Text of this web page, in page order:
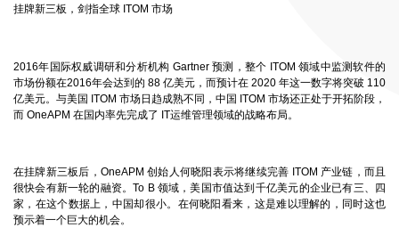
挂牌新三板，剑指全球 ITOM 市场
2016年国际权威调研和分析机构 Gartner预测，整个 ITOM领域中监测软件的
市场份额在2016年会达到的 88 亿美元，而预计在 2020 年这一数字将突破 110
亿美元。与美国 ITOM 市场日趋成熟不同，中国 ITOM 市场还正处于开拓阶段，
而 OneAPM 在国内率先完成了 IT运维管理领域的战略布局。
在挂牌新三板后， OneAPM创始人何晓阳表示将继续完善 ITOM 产业链，而且
很快会有新一轮的融资。To B 领域，美国市值达到千亿美元的企业已有三、四
家，在这个数据上，中国却很小。在何晓阳看来，这是难以理解的，同时这也
预示着一个巨大的机会。